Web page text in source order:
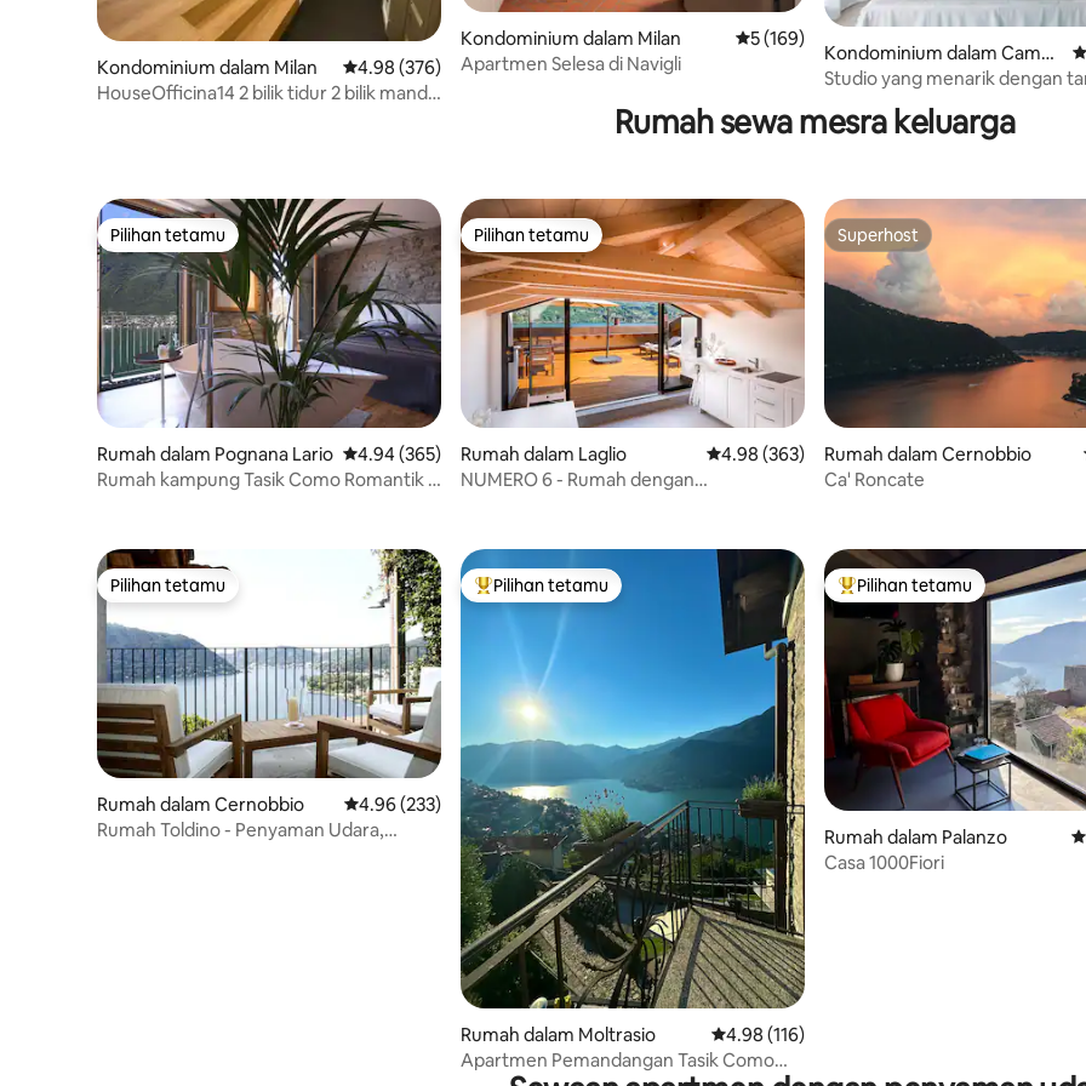
Kondominium dalam Milan Penarafan purata 4.98 daripada 5, 376 ulasan
4.98 (376)
HouseOfficina14 2 bilik tidur 2 bilik mandi-
Kondominium dalam Milan Penarafan purata 5 daripada 5, 169 ulasan
5 (169)
Apartmen Selesa di Navigli
Kondominium dalam Cambi
ago
Studio yang menarik dengan
Rumah sewa mesra keluarga
Pilihan tetamu
Pilihan tetamu
Rumah dalam Pognana Lario Penarafan purata 4.94 daripada 5, 365 ulasan
4.94 (365)
Rumah kampung Tasik Como Romantik &
Pilihan tetamu
Pilihan tetamu
Rumah dalam Laglio Penarafan purata 4.98 daripada 5, 363 ulasan
4.98 (363)
NUMERO 6 - Rumah dengan
Superhost
Superhost
Rumah dalam Cernobbio
Ca' Roncate
Pilihan tetamu
Pilihan tetamu
Rumah dalam Cernobbio Penarafan purata 4.96 daripada 5, 233 ulasan
4.96 (233)
Rumah Toldino - Penyaman Udara,
Pilihan utama tetamu
Pilihan tetamu
Rumah dalam Moltrasio Penarafan purata 4.98 daripada 5, 116 ulasan
4.98 (116)
Apartmen Pemandangan Tasik Como
Pilihan utama tetamu
Pilihan tetamu
Rumah dalam Palanzo
Casa 1000Fiori